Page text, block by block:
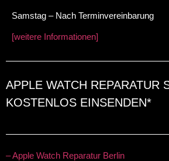
Samstag – Nach Terminvereinbarung
[weitere Informationen]
APPLE WATCH REPARATUR
KOSTENLOS EINSENDEN*
– Apple Watch Reparatur Berlin